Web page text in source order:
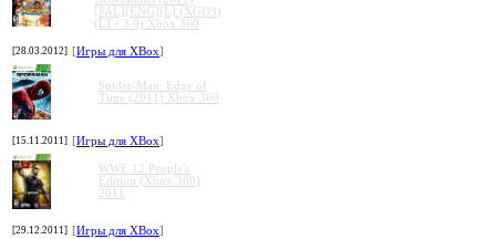
[PAL][ENG][L] (XGD3)
(LT+ 3.0) Xbox 360
[28.03.2012] [Игры для XBox]
Spider-Man: Edge of
Time (2011) Xbox 360
[15.11.2011] [Игры для XBox]
WWE 12 People's
Edition (Xbox 360)
2011
[29.12.2011] [Игры для XBox]